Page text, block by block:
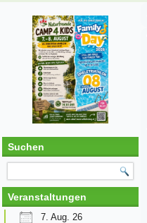
Suchen
Veranstaltungen
7. Aug. 26